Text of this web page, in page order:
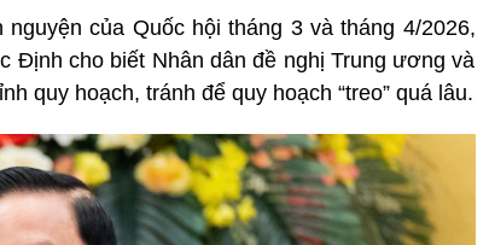
của Quốc hội tháng 3 và tháng 4/2026,
Định cho biết Nhân dân đề nghị Trung ương và
quy hoạch, tránh để quy hoạch “treo” quá lâu.